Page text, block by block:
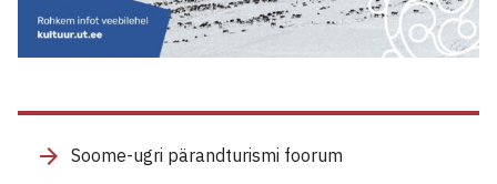
Soome-ugri pärandturismi foorum